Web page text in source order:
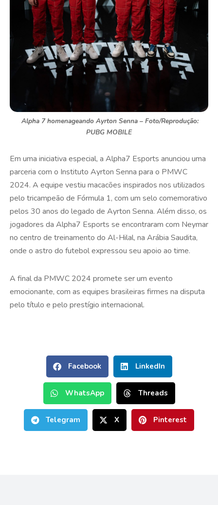
Alpha 7 homenageando Ayrton Senna – Foto/Reprodução:
PUBG MOBILE
Em uma iniciativa especial, a Alpha7 Esports anunciou uma
parceria com o Instituto Ayrton Senna para o PMWC
2024. A equipe vestiu macacões inspirados nos utilizados
pelo tricampeão de Fórmula 1, com um selo comemorativo
pelos 30 anos do legado de Ayrton Senna. Além disso, os
jogadores da Alpha7 Esports se encontraram com Neymar
no centro de treinamento do Al-Hilal, na Arábia Saudita,
onde o astro do futebol expressou seu apoio ao time.
A final da PMWC 2024 promete ser um evento
emocionante, com as equipes brasileiras firmes na disputa
pelo título e pelo prestígio internacional.
Facebook LinkedIn
WhatsApp Threads
Telegram X Pinterest